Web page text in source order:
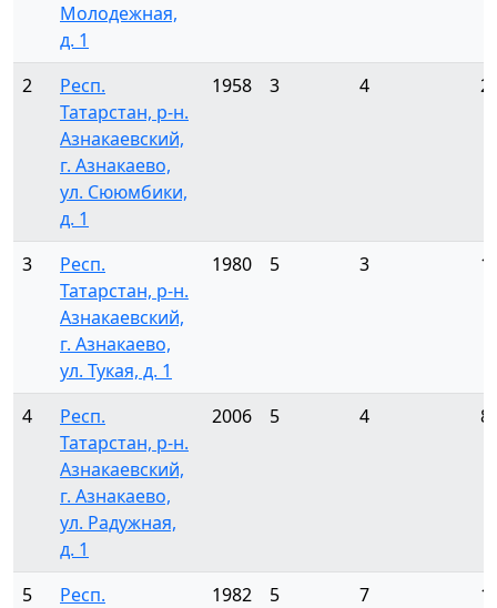
Молодежная,
д. 1
2
Респ.
Татарстан, р-н.
Азнакаевский,
г. Азнакаево,
ул. Сююмбики,
д. 1
1958 3 4
3
Респ.
Татарстан, р-н.
Азнакаевский,
г. Азнакаево,
ул. Тукая, д. 1
1980 5 3
4
Респ.
Татарстан, р-н.
Азнакаевский,
г. Азнакаево,
ул. Радужная,
д. 1
2006 5 4
5
Респ.
1982 5 7